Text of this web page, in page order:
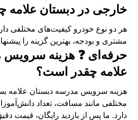
خارجی در دبستان
هر دو نوع خودرو کیفیت‌های مختلفی
مشتری و بودجه، بهترین گزینه را
حرفه‌ای ❓ هزینه
علامه چقدر است؟
هزینه سرویس مدرسه دبستان علامه
مختلفی مانند مسافت، تعداد
دارد. ما پس از بازدید رایگان، قیمت